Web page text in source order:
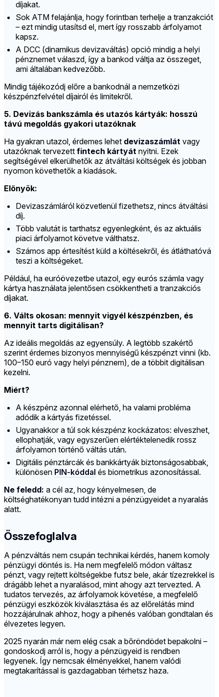
díjakat.
Sok ATM felajánlja, hogy forintban terhelje a tranzakciót
– ezt mindig utasítsd el, mert így rosszabb árfolyamot
kapsz.
A DCC (dinamikus devizaváltás) opció mindig a helyi
pénznemet válaszd, így a bankod váltja az összeget,
ami általában kedvezőbb.
Mindig tájékozódj előre a bankodnál a nemzetközi
készpénzfelvétel díjairól és limitekről.
5. Devizás bankszámla és utazós kártyák: hosszú
távú megoldás gyakori utazóknak
Ha gyakran utazol, érdemes lehet devizaszámlát vagy
utazóknak tervezett fintech kártyát nyitni. Ezek
segítségével elkerülhetők az átváltási költségek és jobban
nyomon követhetők a kiadások.
Előnyök:
Devizaszámláról közvetlenül fizethetsz, nincs átváltási
díj.
Több valutát is tarthatsz egyenlegként, és az aktuális
piaci árfolyamot követve válthatsz.
Számos app értesítést küld a költésekről, és átláthatóvá
teszi a költségeket.
Például, ha euróövezetbe utazol, egy eurós számla vagy
kártya használata jelentősen csökkentheti a tranzakciós
díjakat.
6. Válts okosan: mennyit vigyél készpénzben, és
mennyit tarts digitálisan?
Az ideális megoldás az egyensúly. A legtöbb szakértő
szerint érdemes bizonyos mennyiségű készpénzt vinni (kb.
100–150 euró vagy helyi pénznem), de a többit digitálisan
kezelni.
Miért?
A készpénz azonnal elérhető, ha valami probléma
adódik a kártyás fizetéssel.
Ugyanakkor a túl sok készpénz kockázatos: elveszhet,
ellophatják, vagy egyszerűen elértéktelenedik rossz
árfolyamon történő váltás után.
Digitális pénztárcák és bankkártyák biztonságosabbak,
különösen PIN-kóddal és biometrikus azonosítással.
Ne feledd: a cél az, hogy kényelmesen, de
költséghatékonyan tudd intézni a pénzügyeidet a nyaralás
alatt.
Összefoglalva
A pénzváltás nem csupán technikai kérdés, hanem komoly
pénzügyi döntés is. Ha nem megfelelő módon váltasz
pénzt, vagy rejtett költségekbe futsz bele, akár tízezrekkel is
drágább lehet a nyaralásod, mint ahogy azt tervezted. A
tudatos tervezés, az árfolyamok követése, a megfelelő
pénzügyi eszközök kiválasztása és az előrelátás mind
hozzájárulnak ahhoz, hogy a pihenés valóban gondtalan és
élvezetes legyen.
2025 nyarán már nem elég csak a bőröndödet bepakolni –
gondoskodj arról is, hogy a pénzügyeid is rendben
legyenek. Így nemcsak élményekkel, hanem valódi
megtakarítással is gazdagabban térhetsz haza.